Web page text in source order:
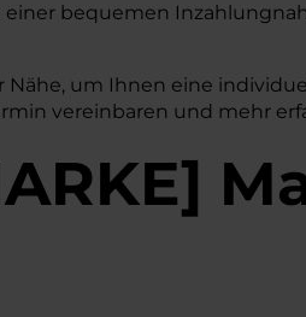
bequemen
um Ihnen eine
vereinbaren und mehr
]